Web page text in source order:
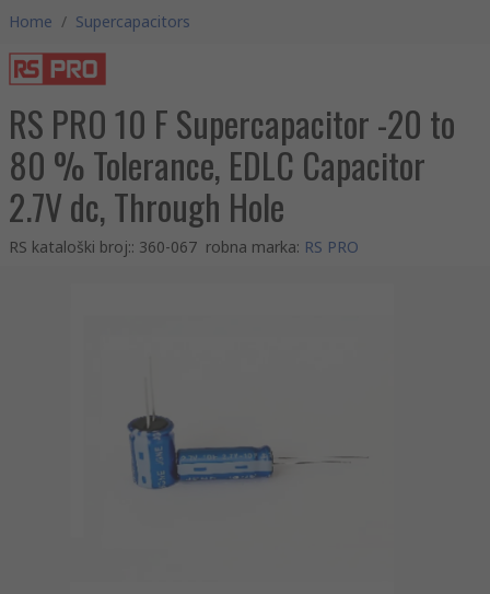
Home / Supercapacitors
RS PRO 10 F Supercapacitor -20 to
80 % Tolerance, EDLC Capacitor
2.7V dc, Through Hole
RS kataloški broj:: 360-067 robna marka: RS PRO